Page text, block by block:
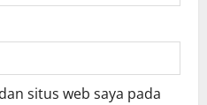
situs web saya pada